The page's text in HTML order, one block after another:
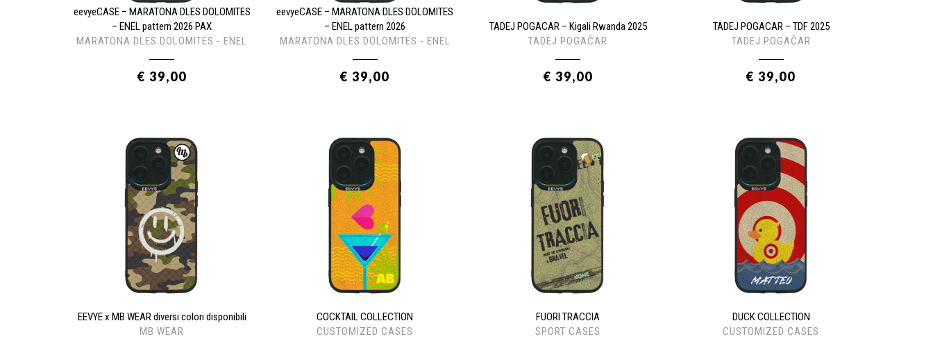
eevyeCASE – MARATONA DLES DOLOMITES
– ENEL pattern 2026 PAX
MARATONA DLES DOLOMITES - ENEL
€ 39,00
eevyeCASE – MARATONA DLES DOLOMITES
– ENEL pattern 2026
MARATONA DLES DOLOMITES - ENEL
€ 39,00
TADEJ POGACAR – Kigali Rwanda 2025
TADEJ POGAČAR
€ 39,00
TADEJ POGACAR – TDF 2025
TADEJ POGAČAR
€ 39,00
EEVYE x MB WEAR diversi colori disponibili
MB WEAR
COCKTAIL COLLECTION
CUSTOMIZED CASES
FUORI TRACCIA
SPORT CASES
DUCK COLLECTION
CUSTOMIZED CASES